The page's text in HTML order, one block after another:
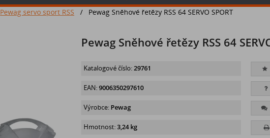
Pewag servo sport RSS / Pewag Sněhové řetězy RSS 64 SERVO SPORT
Pewag Sněhové řetězy RSS 64
Katalogové číslo:29761
EAN:9006350297610
Výrobce: Pewag
Hmotnost:3,24 kg